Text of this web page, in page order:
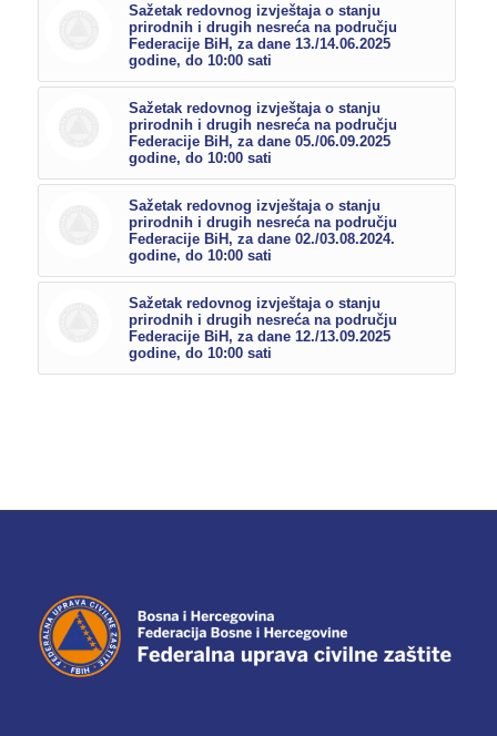
Sažetak redovnog izvještaja o stanju
prirodnih i drugih nesreća na području
Federacije BiH, za dane 13./14.06.2025
godine, do 10:00 sati
Sažetak redovnog izvještaja o stanju
prirodnih i drugih nesreća na području
Federacije BiH, za dane 05./06.09.2025
godine, do 10:00 sati
Sažetak redovnog izvještaja o stanju
prirodnih i drugih nesreća na području
Federacije BiH, za dane 02./03.08.2024.
godine, do 10:00 sati
Sažetak redovnog izvještaja o stanju
prirodnih i drugih nesreća na području
Federacije BiH, za dane 12./13.09.2025
godine, do 10:00 sati